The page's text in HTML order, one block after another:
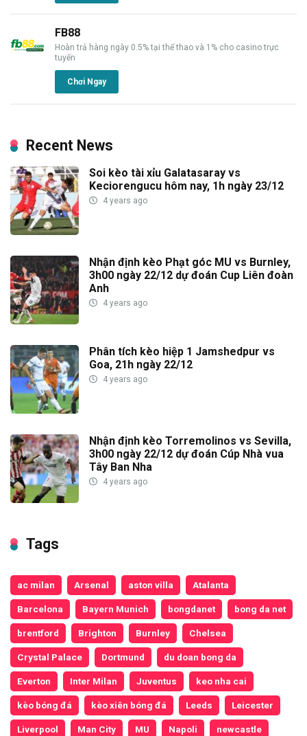
FB88
Hoàn trả hàng ngày 0.5% tại thể thao và 1% cho casino trực
tuyến
Chơi Ngay
Recent News
Soi kèo tài xỉu Galatasaray vs
Keciorengucu hôm nay, 1h ngày 23/12
4 years ago
Nhận định kèo Phạt góc MU vs Burnley,
3h00 ngày 22/12 dự đoán Cup Liên đoàn
Anh
4 years ago
Phân tích kèo hiệp 1 Jamshedpur vs
Goa, 21h ngày 22/12
4 years ago
Nhận định kèo Torremolinos vs Sevilla,
3h00 ngày 22/12 dự đoán Cúp Nhà vua
Tây Ban Nha
4 years ago
Tags
ac milan Arsenal aston villa Atalanta
Barcelona Bayern Munich bongdanet bong da net
brentford Brighton Burnley Chelsea
Crystal Palace Dortmund du doan bong da
Everton Inter Milan Juventus keo nha cai
kèo bóng đá kèo xiên bóng đá Leeds Leicester
Liverpool Man City MU Napoli newcastle